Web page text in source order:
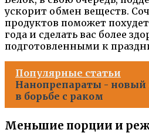
ускорит обмен веществ.
продуктов поможет
года и сделать вас более
подготовленными к
Популярные статьи
Нанопрепараты - новый
в борьбе с раком
Меньшие порции и